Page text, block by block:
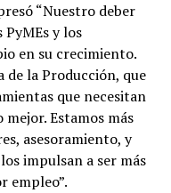
“Nuestro deber
PyMEs y los
en su crecimiento.
la Producción, que
que necesitan
Estamos más
asesoramiento, y
impulsan a ser más
empleo”.